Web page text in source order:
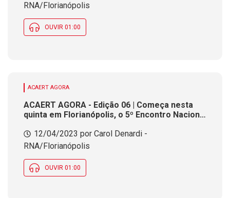
RNA/Florianópolis
OUVIR 01:00
ACAERT AGORA
ACAERT AGORA - Edição 06 | Começa nesta
quinta em Florianópolis, o 5º Encontro Nacional
12/04/2023 por Carol Denardi -
RNA/Florianópolis
OUVIR 01:00